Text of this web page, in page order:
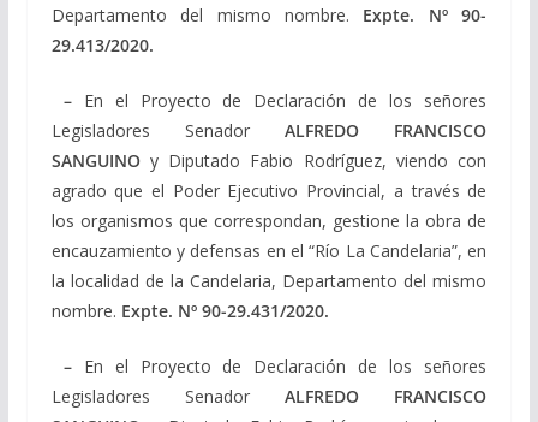
Departamento del mismo nombre. Expte. Nº90-
29.413/2020.
– En el Proyecto de Declaración de los señores
Legisladores SenadorALFREDO
FRANCISCO
SANGUINOy Diputado Fabio Rodríguez, viendo con
agrado que el Poder Ejecutivo Provincial, a través de
los organismos que correspondan, gestione la obra de
encauzamiento y defensas en el “Río La Candelaria”, en
la localidad de la Candelaria, Departamento del mismo
nombre. Expte. Nº 90-29.431/2020.
– En el Proyecto de Declaración de los señores
Legisladores SenadorALFREDO FRANCISCO